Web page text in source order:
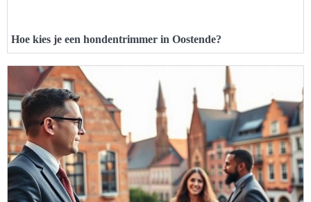
Hoe kies je een hondentrimmer in Oostende?